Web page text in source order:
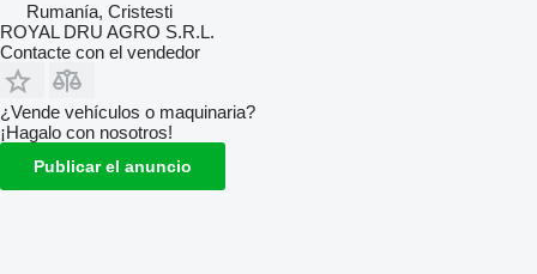
Rumanía, Cristesti
ROYAL DRU AGRO S.R.L.
Contacte con el vendedor
¿Vende vehículos o maquinaria?
¡Hagalo con nosotros!
Publicar el anuncio